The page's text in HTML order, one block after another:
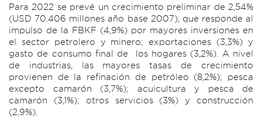
Para 2022 se prevé un crecimiento preliminar de 2,54%
(USD 70.406 millones año base 2007), que responde al
impulso de la FBKF (4,9%) por mayores inversiones en
el sector petrolero y minero; exportaciones (3,3%) y
gasto de consumo final de los hogares (3,2%). A nivel
de industrias, las mayores tasas de crecimiento
provienen de la refinación de petróleo (8,2%); pesca
excepto camarón (3,7%); acuicultura y pesca de
camarón (3,1%); otros servicios (3%) y construcción
(2,9%).